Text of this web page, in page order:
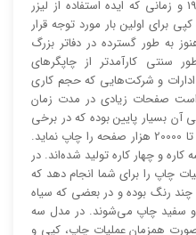
پرینتر لیزری توسط زیراکس در دهه 1960 و زمانی که ایده استفاده از لیزر
برای اولین بار مورد توجه قرار
به طور گسترده در دفاتر بزرگ
سنتی کارآمد‌‌تر از چاپگر‌های
و شرکت‌هایی که حجم کاری
است صفحات زیادی در مدت زمان
آن بسیار پایین بوده که در برخی
از مدل‌ها به طور پیوسته می‌تواند ماهانه تا 20000 هزار صفحه را چاپ نماید.
و چهار کاره تولید شده‌اند. در
چاپ را برای شما انجام دهد که
رنگ بوده و در بعضی که سیاه
سفید چاپ می‌شوند. در مدل سه
همزمان عملیات چاپ، کپی و